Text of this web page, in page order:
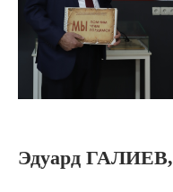
Эдуард ГАЛИЕВ,